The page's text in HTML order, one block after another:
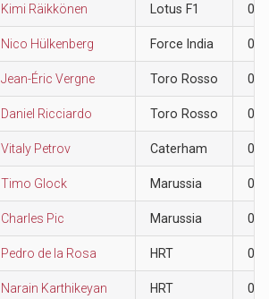
Kimi Räikkönen Lotus F1 0
Nico Hülkenberg Force India 0
Jean-Éric Vergne Toro Rosso 0
Daniel Ricciardo Toro Rosso 0
Vitaly Petrov Caterham 0
Timo Glock Marussia 0
Charles Pic Marussia 0
Pedro de la Rosa HRT 0
Narain Karthikeyan HRT 0